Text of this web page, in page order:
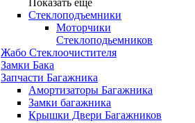
Показать еще
Стеклоподъемники
Моторчики
Стеклоподьемников
Жабо Стеклоочистителя
Замки Бака
Запчасти Багажника
Амортизаторы Багажника
Замки багажника
Крышки Двери Багажников